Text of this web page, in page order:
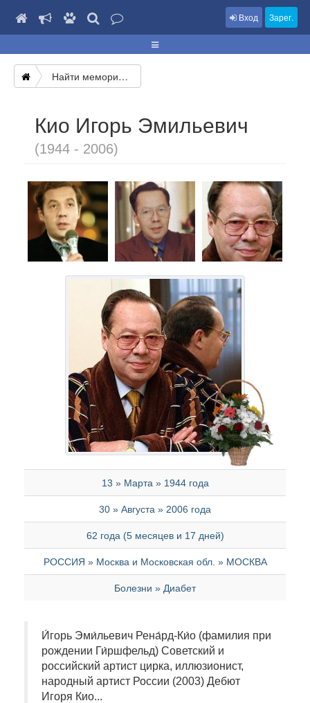
Вход Зарег.
Найти мемориал
Кио Игорь Эмильевич
(1944 - 2006)
13 » Марта » 1944 года
30 » Августа » 2006 года
62 года (5 месяцев и 17 дней)
РОССИЯ » Москва и Московская обл. » МОСКВА
Болезни » Диабет
И́горь Эми́льевич Рена́рд-Ки́о (фамилия при
рождении Ги́ршфельд) Советский и
российский артист цирка, иллюзионист,
народный артист России (2003) Дебют
Игоря Кио...